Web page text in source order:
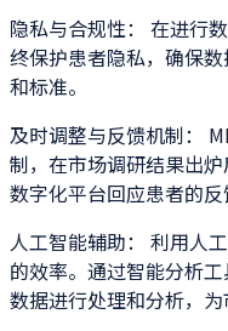
隐私与合规性： 在进行
终保护患者隐私，确保
和标准。
及时调整与反馈机制：
制，在市场调研结果出
数字化平台回应患者的反
人工智能辅助： 利用人
的效率。通过智能分析
数据进行处理和分析，为